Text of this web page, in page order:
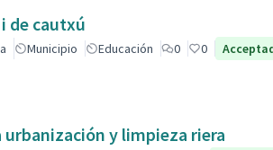
de cautxú
Municipio Educación 0 0
y limpieza riera